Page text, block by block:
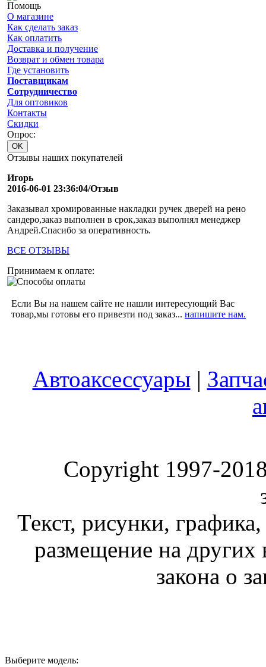
Помощь
О магазине
Как сделать заказ
Как оплатить
Доставка и получение
Возврат и обмен товара
Где установить
Поставщикам
Сотрудничество
Для оптовиков
Контакты
Cкидки
Опрос:
Отзывы наших покупателей
Игорь
2016-06-01 23:36:04/Отзыв
Заказывал хромированные накладки ручек дверей на рено
сандеро,заказ выполнен в срок,заказ выполнял менеджер
Андрей.Спасибо за оперативность.
ВСЕ ОТЗЫВЫ
Принимаем к оплате:
Если Вы на нашем сайте не нашли интересующий Вас
товар,мы готовы его привезти под заказ... напишите нам.
Автоаксессуары|
Copyright 1997-
Текст, рисунки,
размещение на других
закона о
Выберите модель: